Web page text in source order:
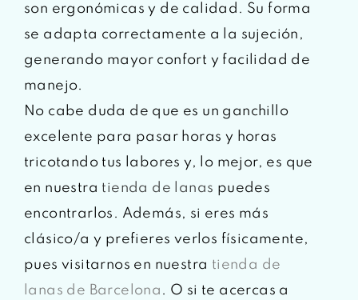
son ergonómicas y de calidad. Su forma
se adapta correctamente a la sujeción,
generando mayor confort y facilidad de
manejo.
No cabe duda de que es un ganchillo
excelente para pasar horas y horas
tricotando tus labores y, lo mejor, es que
en nuestra tienda de lanas puedes
encontrarlos. Además, si eres más
clásico/a y prefieres verlos físicamente,
pues visitarnos en nuestra tienda de
lanas de Barcelona . O si te acercas a